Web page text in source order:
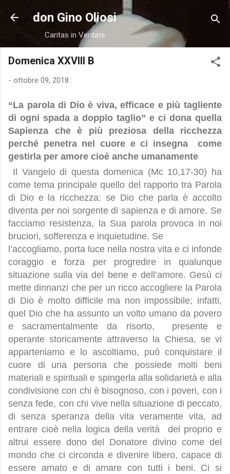
Passa ai contenuti principali
don Gino Oliosi
Caritas in Veritate
Domenica XXVIII B
- ottobre 09, 2018
“La parola di Dio è viva, efficace e più tagliente
di ogni spada a doppio taglio” e ci dona quella
Sapienza che è più preziosa della ricchezza
perché penetra nel cuore e ci insegna come
gestirla per amore cioè anche umanamente
Il Vangelo di questa domenica (Mc 10,17-30) ha
come tema principale quello del rapporto tra Parola
di Dio e la ricchezza: se Dio che parla è accolto
diventa per noi sorgente di sapienza e di amore. Se
facciamo resistenza, la Sua parola provoca in noi
bruciori, sofferenza e inquietudine. Se
l’accogliamo, porta luce nella nostra vita e ci infonde
coraggio e forza per progredire in qualunque
situazione sulla via del bene e dell’amore. Gesù ci
mette dinnanzi che per un ricco accogliere la Parola
di Dio è molto difficile ma non impossibile; infatti,
quel Dio che ha assunto un volto umano da povero
e sacramentalmente da risorto, presente e
operante storicamente attraverso la Chiesa, se vi
apparteniamo e lo ascoltiamo, può conquistare il
cuore di una persona che possiede molti beni
materiali e spirituali e spingerla alla solidarietà e alla
condivisione con chi è bisognoso, con i poveri, con i
senza fede, con chi vive nella situazione di peccato,
di senza speranza della vita veramente vita, ad
entrare cioè nella logica della verità del proprio e
altrui essere dono del Donatore divino come del
mondo che ci circonda e divenire libero, capace di
essere amato e di amare con tutti i beni. Ci si